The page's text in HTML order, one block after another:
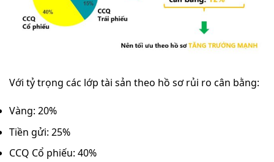
Với tỷ trọng các lớp tài sản theo hồ sơ rủi ro cân bằng:
Vàng: 20%
Tiền gửi: 25%
CCQ Cổ phiếu: 40%